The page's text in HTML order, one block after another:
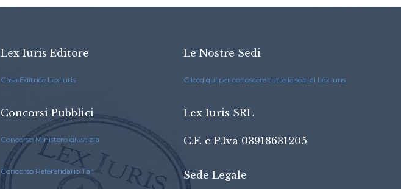
Lex Iuris Editore
Casa Editrice Lex Iuris
Concorsi Pubblici
Concorso Ministero giustizia
Concorso Referendario Tar
Le Nostre Sedi
Cliccq qui per conoscere tutte le sedi di Lex Iuris
Lex Iuris SRL
C.F. e P.Iva 03918631205
Sede Legale